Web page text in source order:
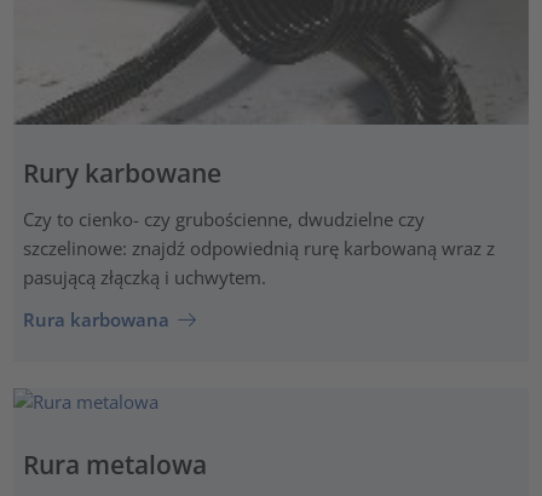
Rury karbowane
Czy to cienko- czy grubościenne, dwudzielne czy
szczelinowe: znajdź odpowiednią rurę karbowaną wraz z
pasującą złączką i uchwytem.
Rura karbowana
Rura metalowa